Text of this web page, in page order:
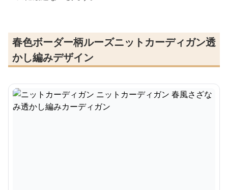
春色ボーダー柄ルーズニットカーディガン透
かし編みデザイン